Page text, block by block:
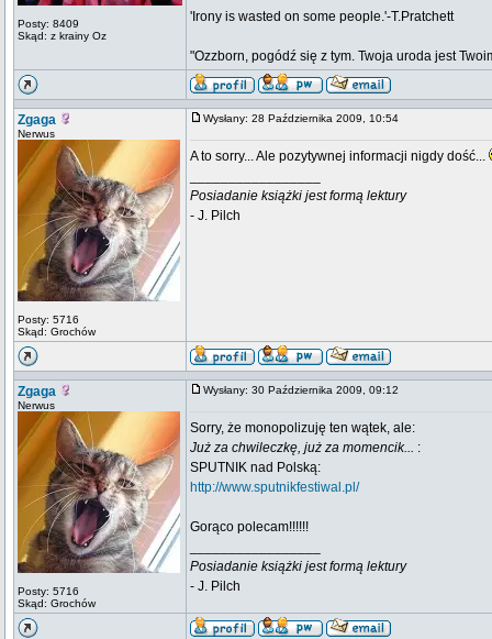
Posty: 8409
Skąd: z krainy Oz
'Irony is wasted on some people.'-T.Pratchett
"Ozzborn, pogódź się z tym. Twoja uroda jest
Zgaga
Nerwus
Posty: 5716
Skąd: Grochów
Wysłany: 28 Października 2009, 10:54
A to sorry... Ale pozytywnej informacji nigdy dość...
Posiadanie książki jest formą lektury
- J. Pilch
Zgaga
Nerwus
Posty: 5716
Skąd: Grochów
Wysłany: 30 Października 2009, 09:12
Sorry, że monopolizuję ten wątek, ale:
Już za chwileczkę, już za momencik... :
SPUTNIK nad Polską:
http://www.sputnikfestiwal.pl/
Gorąco polecam!!!!!!
Posiadanie książki jest formą lektury
- J. Pilch